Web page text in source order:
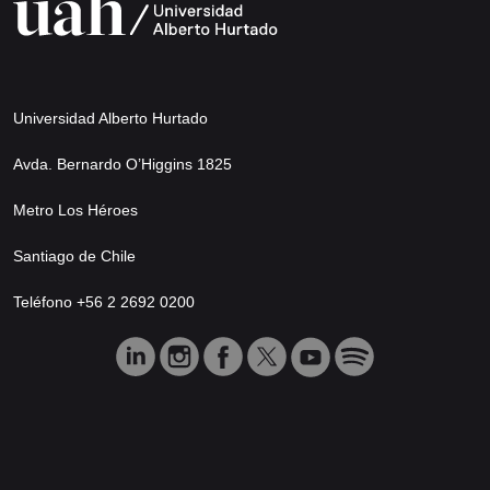
Universidad Alberto Hurtado
Avda. Bernardo O’Higgins 1825
Metro Los Héroes
Santiago de Chile
Teléfono +56 2 2692 0200